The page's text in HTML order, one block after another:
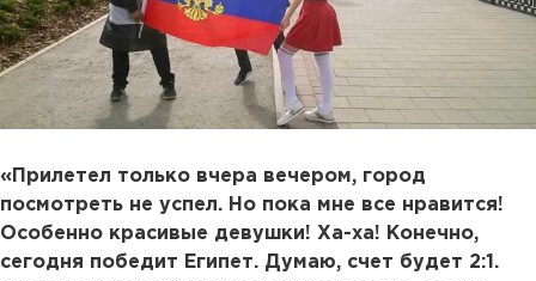
«Прилетел только вчера вечером, город
посмотреть не успел. Но пока мне все нравится!
Особенно красивые девушки! Ха-ха! Конечно,
сегодня победит Египет. Думаю, счет будет 2:1.